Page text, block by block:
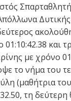
και
με χρόνο
το νήμα του
(μαθήτρια
τη δεύτερη